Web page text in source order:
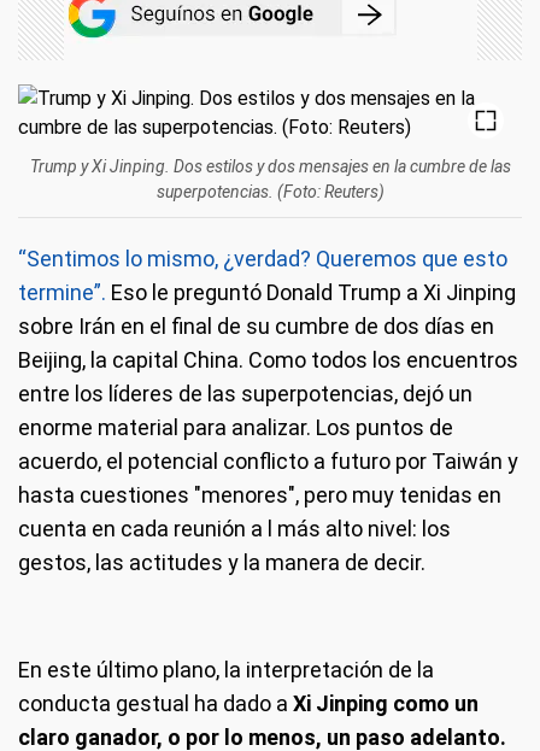
Trump y Xi Jinping. Dos estilos y dos mensajes en la cumbre de las
superpotencias. (Foto: Reuters)
“Sentimos lo mismo, ¿verdad? Queremos que esto
termine”. Eso le preguntó Donald Trump a Xi Jinping
sobre Irán en el final de su cumbre de dos días en
Beijing, la capital China. Como todos los encuentros
entre los líderes de las superpotencias, dejó un
enorme material para analizar. Los puntos de
acuerdo, el potencial conflicto a futuro por Taiwán y
hasta cuestiones "menores", pero muy tenidas en
cuenta en cada reunión a l más alto nivel: los
gestos, las actitudes y la manera de decir.
En este último plano, la interpretación de la
conducta gestual ha dado a Xi Jinping como un
claro ganador, o por lo menos, un paso adelanto.